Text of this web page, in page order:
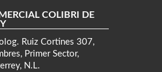
COLIBRÍ DE
Ruiz Cortines 307,
Primer Sector,
N.L.